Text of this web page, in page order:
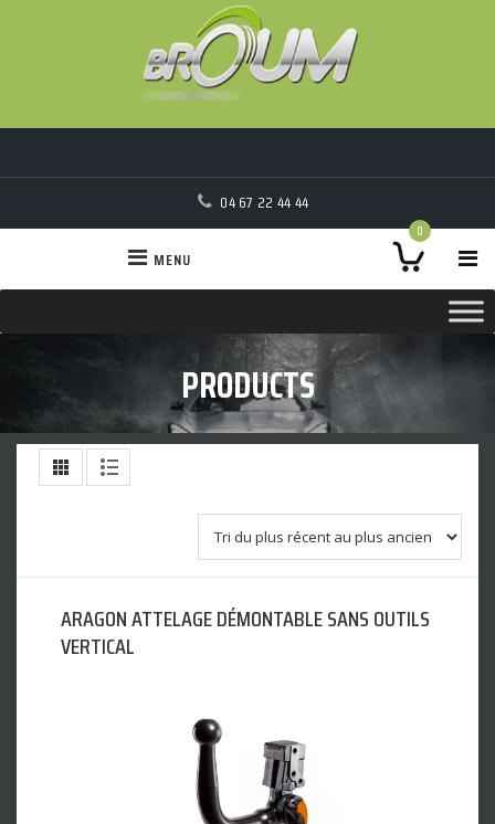
04 67 22 44 44
0
MENU
PRODUCTS
ARAGON ATTELAGE DÉMONTABLE SANS OUTILS
VERTICAL